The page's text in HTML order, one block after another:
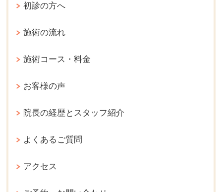
初診の方へ
施術の流れ
施術コース・料金
お客様の声
院長の経歴とスタッフ紹介
よくあるご質問
アクセス